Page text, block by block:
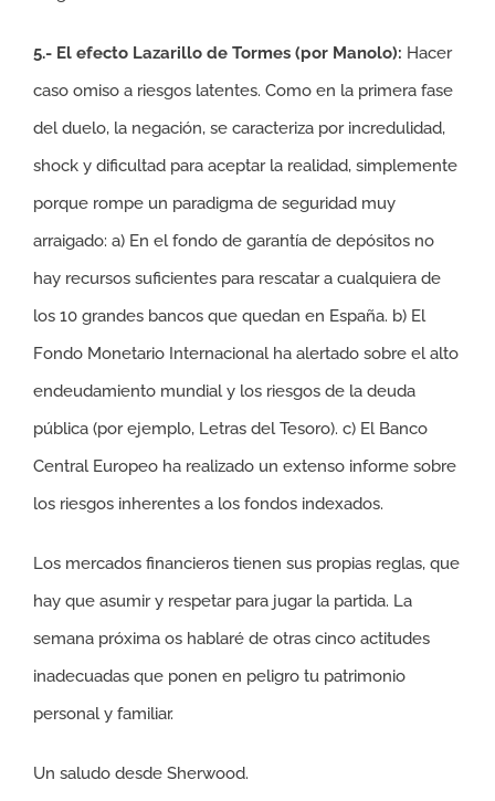
5.- El efecto Lazarillo de Tormes (por Manolo): Hacer
caso omiso a riesgos latentes. Como en la primera fase
del duelo, la negación, se caracteriza por incredulidad,
shock y dificultad para aceptar la realidad, simplemente
porque rompe un paradigma de seguridad muy
arraigado: a) En el fondo de garantía de depósitos no
hay recursos suficientes para rescatar a cualquiera de
los 10 grandes bancos que quedan en España. b) El
Fondo Monetario Internacional ha alertado sobre el alto
endeudamiento mundial y los riesgos de la deuda
pública (por ejemplo, Letras del Tesoro). c) El Banco
Central Europeo ha realizado un extenso informe sobre
los riesgos inherentes a los fondos indexados.
Los mercados financieros tienen sus propias reglas, que
hay que asumir y respetar para jugar la partida. La
semana próxima os hablaré de otras cinco actitudes
inadecuadas que ponen en peligro tu patrimonio
personal y familiar.
Un saludo desde Sherwood.